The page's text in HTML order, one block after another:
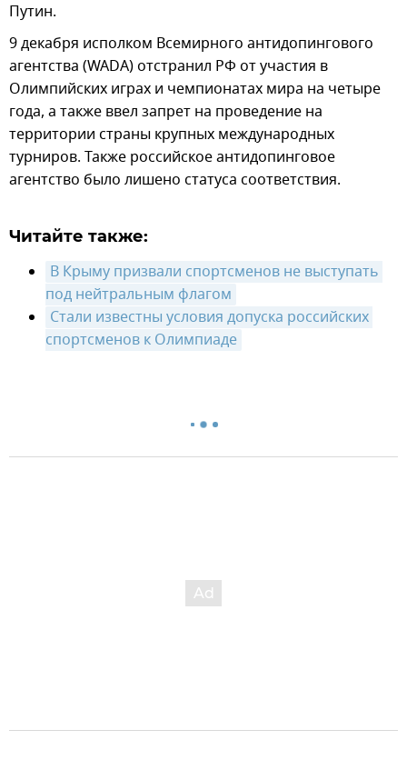
Путин.
9 декабря исполком Всемирного антидопингового
агентства (WADA) отстранил РФ от участия в
Олимпийских играх и чемпионатах мира на четыре
года, а также ввел запрет на проведение на
территории страны крупных международных
турниров. Также российское антидопинговое
агентство было лишено статуса соответствия.
Читайте также:
В Крыму призвали спортсменов не выступать
под нейтральным флагом
Стали известны условия допуска российских
спортсменов к Олимпиаде